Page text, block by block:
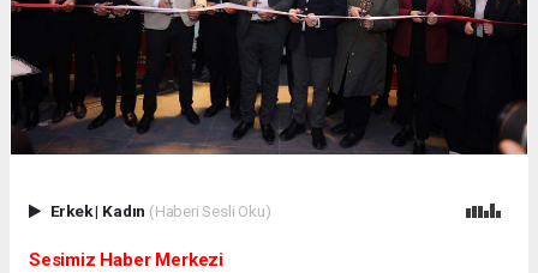
Erkek| Kadın (Haberi Sesli Oku)
Sesimiz Haber Merkezi